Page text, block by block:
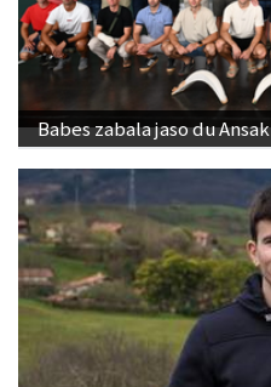
Babes zabala jaso du Ansak